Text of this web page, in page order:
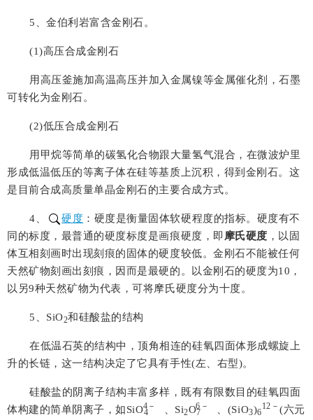
5 、金伯利岩富含金刚石。
(1)高压合成金刚石
用高压釜施加高温高压并加入金属镍等金属催化剂，石墨
可转化为金刚石。
(2)低压合成金刚石
用甲烷等简单的碳氢化合物跟大量氢气混合，在微波炉里
形成低温低压的等离子体在硅等基质上沉积，得到金刚石。这
是目前合成高质量单晶金刚石的主要合成方式。
4 硬度 ：硬度是衡量固体软硬程度的指标。硬度有不
同的标度，最普通的硬度标度是画痕硬度，即 摩氏硬度 ，以固
体互相刻画时出现刻痕的固体的硬度较低。金刚石不能被任何
天然矿物刻画出刻痕，因而是最硬的。以金刚石的硬度为10 ，
以另9种天然矿物为代表，可将摩氏硬度分为十度。
5 SiO2和硅酸盐的结构
在低温石英的结构中，顶角相连的硅氧四面体形成螺旋上
升的长链，这一结构决定了它具有手性(左、右型)。
硅酸盐的阴离子结构丰富多样，既有有限数目的硅氧四面
体构建的简单阴离子，如SiO4
4 － Si2O7
6 － (SiO3)6
12－ (六元